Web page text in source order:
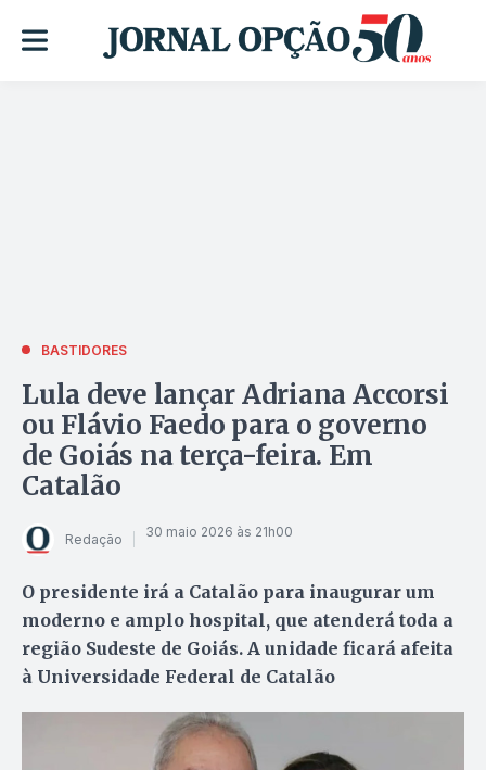
BASTIDORES
Lula deve lançar Adriana Accorsi
ou Flávio Faedo para o governo
de Goiás na terça-feira. Em
Catalão
Redação 30 maio 2026 às 21h00
O presidente irá a Catalão para inaugurar um
moderno e amplo hospital, que atenderá toda a
região Sudeste de Goiás. A unidade ficará afeita
à Universidade Federal de Catalão